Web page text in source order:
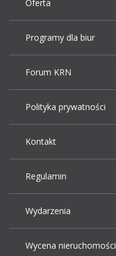
Oferta
Programy dla biur
Forum KRN
Polityka prywatności
Kontakt
Regulamin
Wydarzenia
Wycena nieruchomości